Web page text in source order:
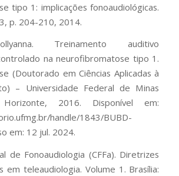
tipo 1: implicações fonoaudiológicas.
p. 204-210, 2014.
Treinamento auditivo
na neurofibromatose tipo 1.
(Doutorado em Ciências Aplicadas à
– Universidade Federal de Minas
2016. Disponível em:
handle/1843/BUBD-
em: 12 jul. 2024.
de Fonoaudiologia (CFFa). Diretrizes
em teleaudiologia. Volume 1. Brasília: